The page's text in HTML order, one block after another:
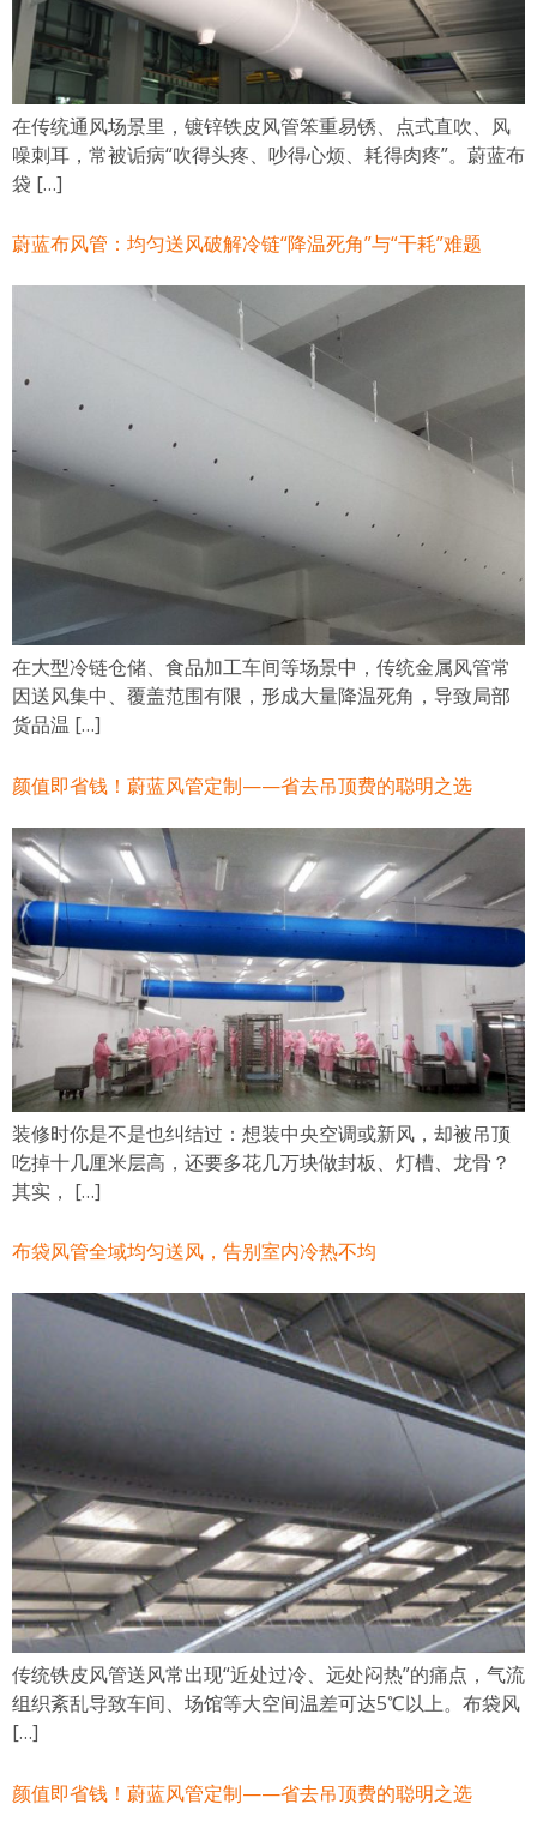
在传统通风场景里，镀锌铁皮风管笨重易锈、点式直吹、风
噪刺耳，常被诟病“吹得头疼、吵得心烦、耗得肉疼”。蔚蓝布
袋 […]
蔚蓝布风管：均匀送风破解冷链“降温死角”与“干耗”难题
在大型冷链仓储、食品加工车间等场景中，传统金属风管常
因送风集中、覆盖范围有限，形成大量降温死角，导致局部
货品温 […]
颜值即省钱！蔚蓝风管定制——省去吊顶费的聪明之选
装修时你是不是也纠结过：想装中央空调或新风，却被吊顶
吃掉十几厘米层高，还要多花几万块做封板、灯槽、龙骨？
其实， […]
布袋风管全域均匀送风，告别室内冷热不均
传统铁皮风管送风常出现“近处过冷、远处闷热”的痛点，气流
组织紊乱导致车间、场馆等大空间温差可达5℃以上。布袋风
[…]
颜值即省钱！蔚蓝风管定制——省去吊顶费的聪明之选